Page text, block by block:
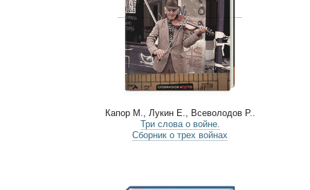
Капор М., Лукин Е., Всеволодов Р..
Три слова о войне.
Сборник о трех войнах